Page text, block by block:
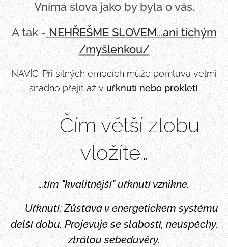
Vnímá slova jako by byla o vás.
A tak - NEHŘEŠME SLOVEM...ani tichým
/myšlenkou/
NAVÍC: Při silných emocích může pomluva velmi
snadno přejít až v uřknutí nebo prokletí.
🧨 Čím větší zlobu
vložíte…
…tím "kvalitnější" uřknutí vznikne.
🕸️ Uřknutí: Zůstává v energetickém systému
delší dobu. Projevuje se slabostí, neúspěchy,
ztrátou sebedůvěry.